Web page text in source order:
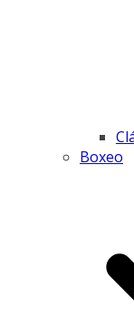
Boxeo